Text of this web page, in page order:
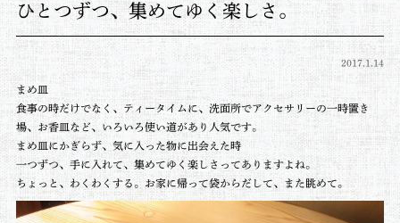
ひとつずつ、集めてゆく楽しさ。
2017.1.14
まめ皿
食事の時だけでなく、ティータイムに、洗面所でアクセサリーの一時置き
場、お香皿など、いろいろ使い道があり人気です。
まめ皿にかぎらず、気に入った物に出会えた時
一つずつ、手に入れて、集めてゆく楽しさってありますよね。
ちょっと、わくわくする。お家に帰って袋からだして、また眺めて。